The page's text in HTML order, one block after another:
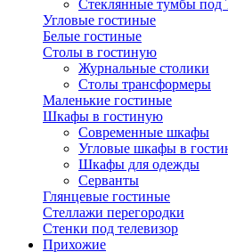
Стеклянные тумбы под
Угловые гостиные
Белые гостиные
Столы в гостиную
Журнальные столики
Столы трансформеры
Маленькие гостиные
Шкафы в гостиную
Современные шкафы
Угловые шкафы в
Шкафы для одежды
Серванты
Глянцевые гостиные
Стеллажи перегородки
Стенки под телевизор
Прихожие